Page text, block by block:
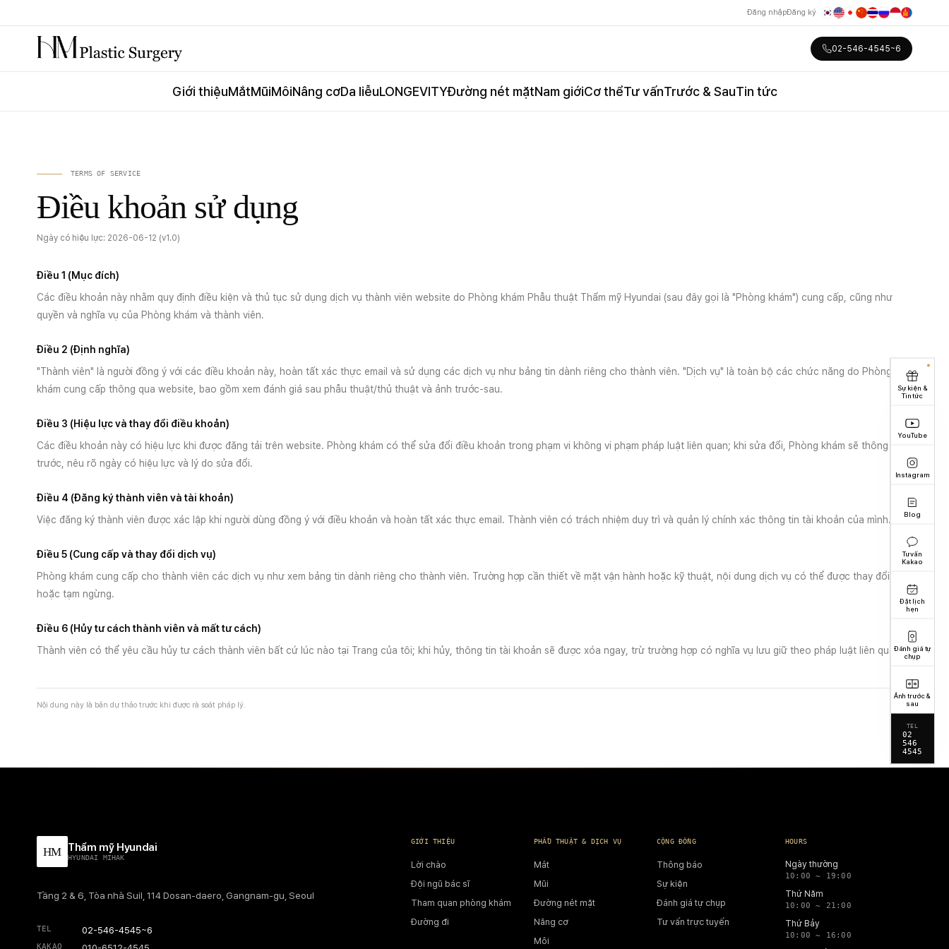
Đăng nhậpĐăng ký
02-546-4545~6
Giới thiệuMắtMũiMôiNâng cơDa liễuLONGEVITYĐường nét mặtNam giớiCơ thểTư vấnTrước & SauTin tức
TERMS OF SERVICE
Điều khoản sử dụng
Ngày có hiệu lực: 2026-06-12 (v1.0)
Điều 1 (Mục đích)
Các điều khoản này nhằm quy định điều kiện và thủ tục sử dụng dịch vụ thành viên website do Phòng khám Phẫu thuật Thẩm mỹ Hyundai (sau đây gọi là "Phòng khám") cung cấp, cũng như
quyền và nghĩa vụ của Phòng khám và thành viên.
Điều 2 (Định nghĩa)
"Thành viên" là người đồng ý với các điều khoản này, hoàn tất xác thực email và sử dụng các dịch vụ như bảng tin dành riêng cho thành viên. "Dịch vụ" là toàn bộ các chức năng do Phòng
khám cung cấp thông qua website, bao gồm xem đánh giá sau phẫu thuật/thủ thuật và ảnh trước-sau.
Điều 3 (Hiệu lực và thay đổi điều khoản)
Các điều khoản này có hiệu lực khi được đăng tải trên website. Phòng khám có thể sửa đổi điều khoản trong phạm vi không vi phạm pháp luật liên quan; khi sửa đổi, Phòng khám sẽ thông báo
trước, nêu rõ ngày có hiệu lực và lý do sửa đổi.
Điều 4 (Đăng ký thành viên và tài khoản)
Việc đăng ký thành viên được xác lập khi người dùng đồng ý với điều khoản và hoàn tất xác thực email. Thành viên có trách nhiệm duy trì và quản lý chính xác thông tin tài khoản của mình.
Điều 5 (Cung cấp và thay đổi dịch vụ)
Phòng khám cung cấp cho thành viên các dịch vụ như xem bảng tin dành riêng cho thành viên. Trường hợp cần thiết về mặt vận hành hoặc kỹ thuật, nội dung dịch vụ có thể được thay đổi
hoặc tạm ngừng.
Điều 6 (Hủy tư cách thành viên và mất tư cách)
Thành viên có thể yêu cầu hủy tư cách thành viên bất cứ lúc nào tại Trang của tôi; khi hủy, thông tin tài khoản sẽ được xóa ngay, trừ trường hợp có nghĩa vụ lưu giữ theo pháp luật liên quan.
Nội dung này là bản dự thảo trước khi được rà soát pháp lý.
HM Thẩm mỹ Hyundai
HYUNDAI MIHAK
Tầng 2 & 6, Tòa nhà Suil, 114 Dosan-daero, Gangnam-gu, Seoul
TEL 02-546-4545~6
KAKAO
GIỚI THIỆU
Lời chào
Đội ngũ bác sĩ
Tham quan phòng khám
Đường đi
PHẪU THUẬT & DỊCH VỤ
Mắt
Mũi
Đường nét mặt
Nâng cơ
Môi
CỘNG ĐỒNG
Thông báo
Sự kiện
Đánh giá tự chụp
Tư vấn trực tuyến
HOURS
Ngày thường
10:00 ~ 19:00
Thứ Năm
10:00 ~ 21:00
Thứ Bảy
10:00 ~ 16:00
Sự kiện &
Tin tức
YouTube
Instagram
Blog
Tư vấn
Kakao
Đặt lịch
hẹn
Đánh giá tự
chụp
Ảnh trước &
sau
TEL
02
546
4545